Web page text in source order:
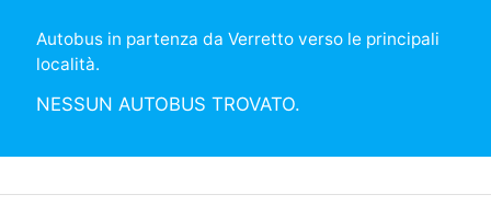
Autobus in partenza da Verretto verso le principali
località.
NESSUN AUTOBUS TROVATO.